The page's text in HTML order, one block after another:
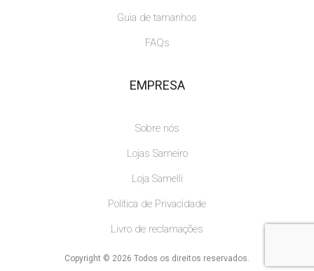
Guia de tamanhos
FAQs
EMPRESA
Sobre nós
Lojas Sameiro
Loja Samelli
Política de Privacidade
Livro de reclamações
Copyright © 2026 Todos os direitos reservados.